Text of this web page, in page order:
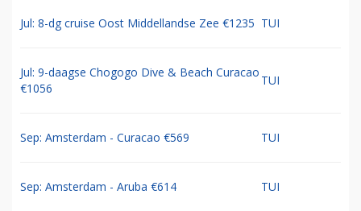
Jul: 8-dg cruise Oost Middellandse Zee €1235 TUI
Jul: 9-daagse Chogogo Dive & Beach Curacao
€1056
TUI
Sep: Amsterdam - Curacao €569 TUI
Sep: Amsterdam - Aruba €614 TUI